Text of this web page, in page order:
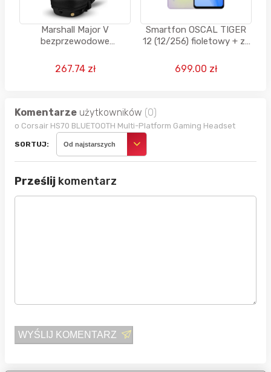
Marshall Major V
bezprzewodowe
godzin odtwarzania -
czarne
267.74 zł
Smartfon OSCAL TIGER
12 (12/256) fioletowy + za
słuchawki
699.00 zł
Komentarze użytkowników (0)
o Corsair HS70 BLUETOOTH Multi-Platform Gaming Headset
SORTUJ: Od najstarszych
Prześlij komentarz
WYŚLIJ KOMENTARZ